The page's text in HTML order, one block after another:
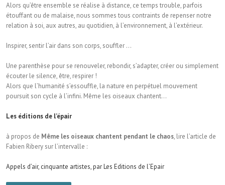
Alors qu’être ensemble se réalise à distance, ce temps trouble, parfois
étouffant ou de malaise, nous sommes tous contraints de repenser notre
relation à soi, aux autres, au quotidien, à l’environnement, à l’extérieur.
Inspirer, sentir l’air dans son corps, souffler …
Une parenthèse pour se renouveler, rebondir, s’adapter, créer ou simplement
écouter le silence, être, respirer !
Alors que l’humanité s’essouffle, la nature en perpétuel mouvement
poursuit son cycle à l’infini. Même les oiseaux chantent…
Les éditions de l’épair
à propos de Même les oiseaux chantent pendant le chaos, lire l’article de
Fabien Ribery sur l’intervalle :
Appels d’air, cinquante artistes, par Les Editions de l’Epair